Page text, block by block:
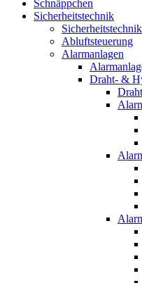
Schnäppchen
Sicherheitstechnik
Abluftsteuerung
Alarmanlagen
Draht- &